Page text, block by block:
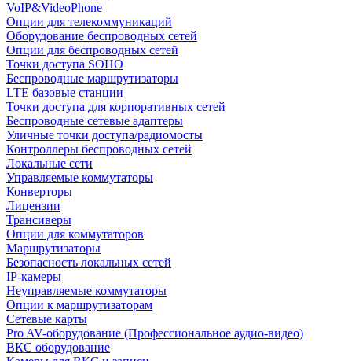
VoIP&VideoPhone
Опции для телекоммуникаций
Оборудование беспроводных сетей
Опции для беспроводных сетей
Точки доступа SOHO
Беспроводные маршрутизаторы
LTE базовые станции
Точки доступа для корпоративных сетей
Беспроводные сетевые адаптеры
Уличные точки доступа/радиомосты
Контроллеры беспроводных сетей
Локальные сети
Управляемые коммутаторы
Конверторы
Лицензии
Трансиверы
Опции для коммутаторов
Маршрутизаторы
Безопасность локальных сетей
IP-камеры
Неуправляемые коммутаторы
Опции к маршрутизаторам
Сетевые карты
Pro AV-оборудование (Профессиональное аудио-видео)
ВКС оборудование